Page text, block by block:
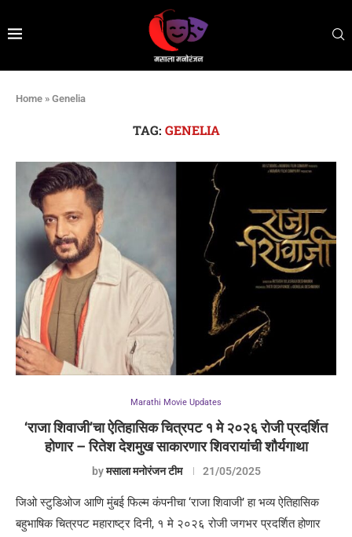
Home » Genelia
TAG: GENELIA
Marathi Movie Updates
‘राजा शिवाजी’चा ऐतिहासिक चित्रपट १ मे २०२६ रोजी प्रदर्शित
होणार – रितेश देशमुख साकारणार शिवरायांची शौर्यगाथा
byमसाला मनोरंजन टीम 21/05/2025
जिओ स्टुडिओज आणि मुंबई फिल्म कंपनीचा ‘राजा शिवाजी’ हा भव्य ऐतिहासिक
बहुभाषिक चित्रपट महाराष्ट्र दिनी, १ मे २०२६ रोजी जगभर प्रदर्शित होणार